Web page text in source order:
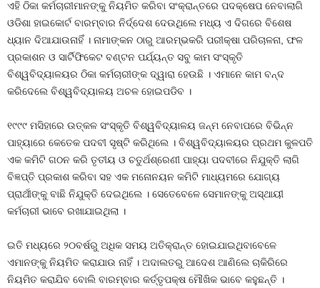
ଏହି ଠିକା କର୍ମଚାରୀମାନଙ୍କୁ ନିୟମିତ କରିବା ସଂକ୍ରାନ୍ତରେ ପଦକ୍ଷେପ ନେବାଲାଗି
ଓଡିଶା ହାଇକୋର୍ଟ ବାରମ୍ବାର ନିର୍ଦ୍ଦେଶ ଦେଉଥିଲେ ମଧ୍ୟ ଏ ଦିଗରେ ବିଶେଷ
ଧ୍ୟାନ ଦିଆଯାଉନାହିଁ । ନାମାଙ୍କନ ଠାରୁ ଆରମ୍ଭକରି ପରୀକ୍ଷା ପରିଚାଳନା, ଫଳ
ପ୍ରକାଶନ ଓ ସାର୍ଟିଫିକେଟ ବଣ୍ଟନ ପର୍ଯ୍ୟନ୍ତ ସବୁ କାମ ସଂସ୍କୃତି
ବିଶ୍ୱବିଦ୍ୟାଳୟର ଠିକା କର୍ମଚାରୀଙ୍କ ଦ୍ୱାରା ହେଉଛି । ଏମାନେ କାମ ବନ୍ଦ
କରିଦେଲେ ବିଶ୍ୱବିଦ୍ୟାଳୟ ଅଚଳ ହୋଇପଡିବ ।
୧୯୯୯ ମସିହାରେ ଉତ୍କଳ ସଂସ୍କୃତି ବିଶ୍ୱବିଦ୍ୟାଳୟ ଜନ୍ମ ନେବାପରେ ବିଭିନ୍ନ
ପାହ୍ୟାରେ କେତେକ ପଦବୀ ସୃଷ୍ଟି କରିଥିଲେ । ବିଶ୍ୱବିଦ୍ୟାଳୟର ପ୍ରଥମ କୁଳପତି
ଏକ କମିଟି ଗଠନ କରି ତୃତୀୟ ଓ ଚତୁର୍ଥଶ୍ରେଣୀ ପାହ୍ୟା ପଦବୀରେ ନିଯୁକ୍ତି ଲାଗି
ବିଜ୍ଞପ୍ତି ପ୍ରକାଶ କରିବା ସହ ଏକ ମନୋନୟନ କମିଟି ମାଧ୍ୟମରେ ଯୋଗ୍ୟ
ପ୍ରାର୍ଥୀଙ୍କୁ ବାଛି ନିଯୁକ୍ତି ଦେଇଥିଲେ । ସେତେବେଳେ ସେମାନଙ୍କୁ ଅସ୍ଥାୟୀ
କର୍ମଚାରୀ ଭାବେ ରଖାଯାଇଥିଲା ।
ଇତି ମଧ୍ୟରେ ୨୦ବର୍ଷରୁ ଅଧିକ ସମୟ ଅତିକ୍ରାନ୍ତ ହୋଇଯାଇଥିବାବେଳେ
ଏମାନଙ୍କୁ ନିୟମିତ କରାଯାଉ ନାହିଁ । ଅଦାଲତରୁ ଆଦେଶ ଆଣିଲେ ଚାକିରିରେ
ନିୟମିତ କରାଯିବ ବୋଲି ବାରମ୍ବାର କର୍ତ୍ତୃପକ୍ଷ ମୌଖିକ ଭାବେ କହୁଛନ୍ତି ।